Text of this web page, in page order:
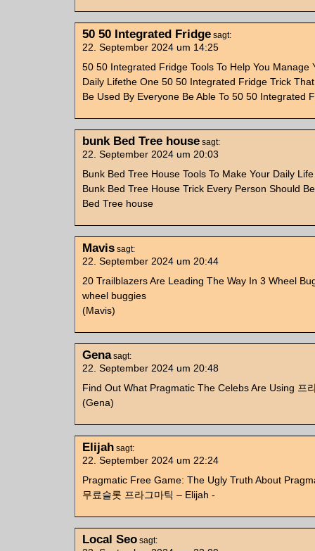
50 50 Integrated Fridge sagt:
22. September 2024 um 14:25
50 50 Integrated Fridge Tools To Help You Manage
Daily Lifethe One 50 50 Integrated Fridge Trick
Be Used By Everyone Be Able To 50 50 Integrated
bunk Bed Tree house sagt:
22. September 2024 um 20:03
Bunk Bed Tree House Tools To Make Your Daily Life
Bunk Bed Tree House Trick Every Person Should
Bed Tree house
Mavis sagt:
22. September 2024 um 20:44
20 Trailblazers Are Leading The Way In 3 Wheel
wheel buggies
(Mavis)
Gena sagt:
22. September 2024 um 20:48
Find Out What Pragmatic The Celebs Are Using 프
(Gena)
Elijah sagt:
22. September 2024 um 22:24
Pragmatic Free Game: The Ugly Truth About
무료슬롯 프라그마틱 – Elijah -
Local Seo sagt: